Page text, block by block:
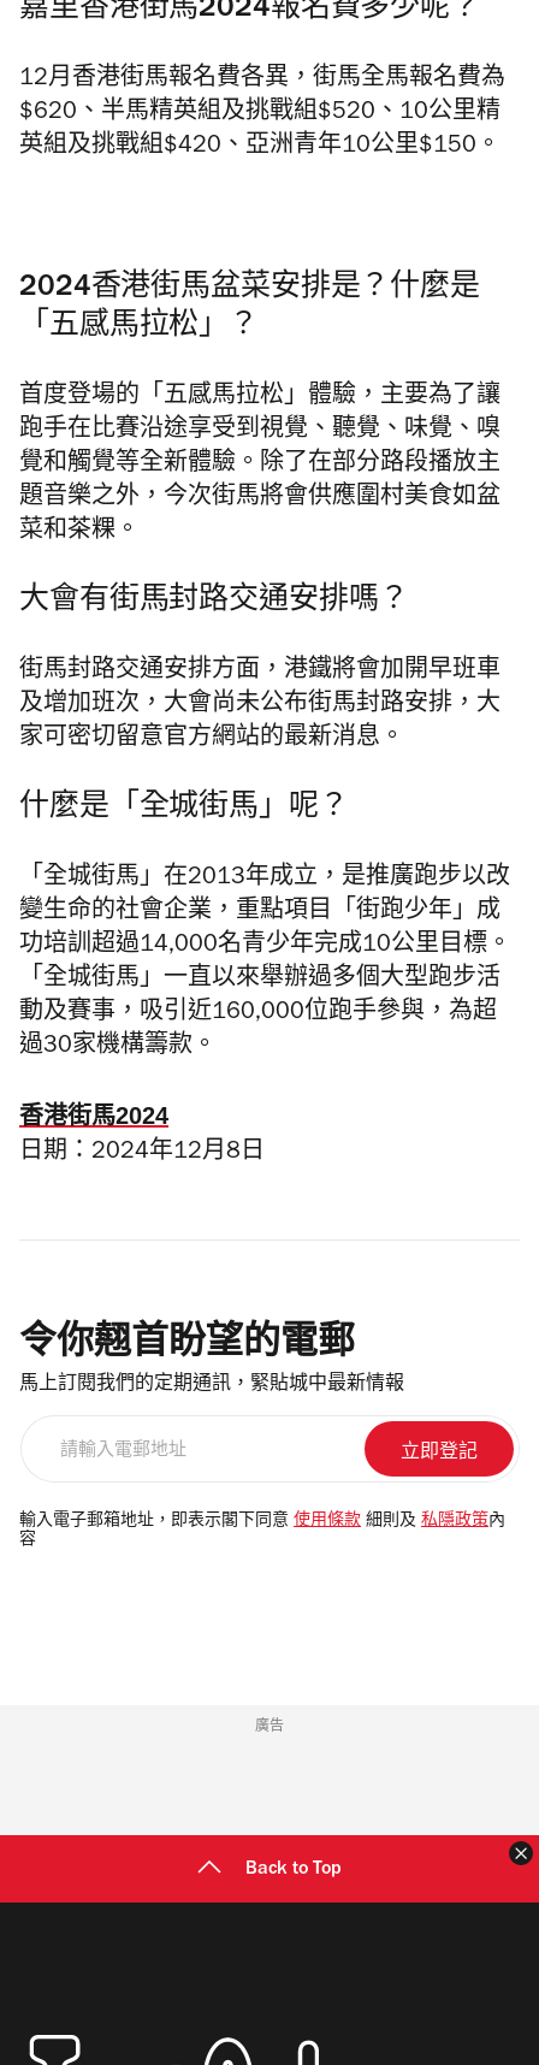
嘉里香港街馬2024報名費多少呢？
12月香港街馬報名費各異，街馬全馬報名費為
$620、半馬精英組及挑戰組$520、10公里精
英組及挑戰組$420、亞洲青年10公里$150。
2024香港街馬盆菜安排是？什麼是
「五感馬拉松」？
首度登場的「五感馬拉松」體驗，主要為了讓
跑手在比賽沿途享受到視覺、聽覺、味覺、嗅
覺和觸覺等全新體驗。除了在部分路段播放主
題音樂之外，今次街馬將會供應圍村美食如盆
菜和茶粿。
大會有街馬封路交通安排嗎？
街馬封路交通安排方面，港鐵將會加開早班車
及增加班次， 大會尚未公布街馬封路安排，大
家可密切留意官方網站的最新消息。
什麼是「全城街馬」呢？
「全城街馬」在2013年成立，是推廣跑步以改
變生命的社會企業，重點項目「街跑少年」成
功培訓超過14,000名青少年完成10公里目標。
「全城街馬」一直以來舉辦過多個大型跑步活
動及賽事，吸引近160,000位跑手參與，為超
過30家機構籌款。
香港街馬2024
日期：2024年12月8日
令你翹首盼望的電郵
馬上訂閱我們的定期通訊，緊貼城中最新情報
電
郵
輸入電子郵箱地址，即表示閣下同意 使用條款 細則及 私隱政策 內
容
廣告
Back to Top